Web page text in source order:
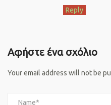
Reply
Αφήστε ένα σχόλιο
Your email address will not be